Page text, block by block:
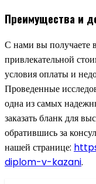
Преимущества и
С нами вы получаете
привлекательной
условия оплаты и
Проведенные
одна из самых
заказать бланк для
обратившись за
нашей странице:
diplom-v-kazani.